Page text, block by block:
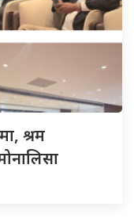
श्रम